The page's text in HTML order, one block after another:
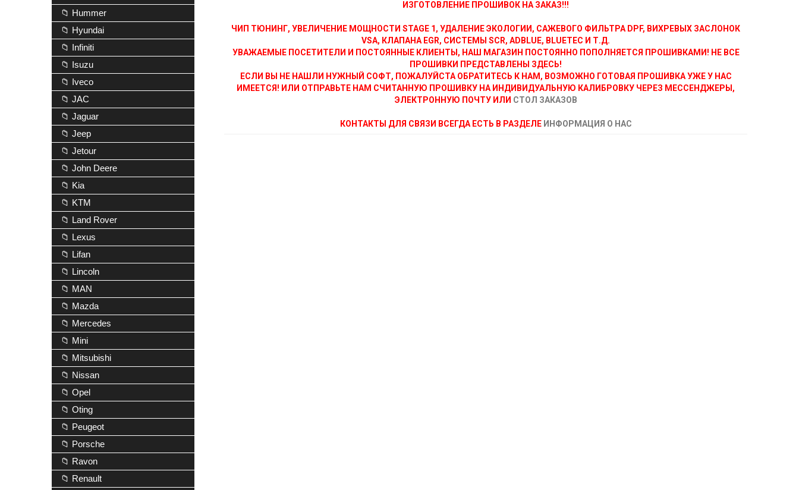
ИЗГОТОВЛЕНИЕ ПРОШИВОК НА ЗАКАЗ!!!
ЧИП ТЮНИНГ, УВЕЛИЧЕНИЕ МОЩНОСТИ STAGE 1, УДАЛЕНИЕ ЭКОЛОГИИ, САЖЕВОГО ФИЛЬТРА DPF, ВИХРЕВЫХ ЗАСЛОНОК
VSA, КЛАПАНА EGR, СИСТЕМЫ SCR, ADBLUE, BLUETEC И Т.Д.
УВАЖАЕМЫЕ ПОСЕТИТЕЛИ И ПОСТОЯННЫЕ КЛИЕНТЫ, НАШ МАГАЗИН ПОСТОЯННО ПОПОЛНЯЕТСЯ ПРОШИВКАМИ! НЕ ВСЕ
ПРОШИВКИ ПРЕДСТАВЛЕНЫ ЗДЕСЬ!
ЕСЛИ ВЫ НЕ НАШЛИ НУЖНЫЙ СОФТ, ПОЖАЛУЙСТА ОБРАТИТЕСЬ К НАМ, ВОЗМОЖНО ГОТОВАЯ ПРОШИВКА УЖЕ У НАС
ИМЕЕТСЯ! ИЛИ ОТПРАВЬТЕ НАМ СЧИТАННУЮ ПРОШИВКУ НА ИНДИВИДУАЛЬНУЮ КАЛИБРОВКУ ЧЕРЕЗ МЕССЕНДЖЕРЫ,
ЭЛЕКТРОННУЮ ПОЧТУ ИЛИ СТОЛ ЗАКАЗОВ
КОНТАКТЫ ДЛЯ СВЯЗИ ВСЕГДА ЕСТЬ В РАЗДЕЛЕ ИНФОРМАЦИЯ О НАС
📁 Hummer
📁 Hyundai
📁 Infiniti
📁 Isuzu
📁 Iveco
📁 JAC
📁 Jaguar
📁 Jeep
📁 Jetour
📁 John Deere
📁 Kia
📁 KTM
📁 Land Rover
📁 Lexus
📁 Lifan
📁 Lincoln
📁 MAN
📁 Mazda
📁 Mercedes
📁 Mini
📁 Mitsubishi
📁 Nissan
📁 Opel
📁 Oting
📁 Peugeot
📁 Porsche
📁 Ravon
📁 Renault